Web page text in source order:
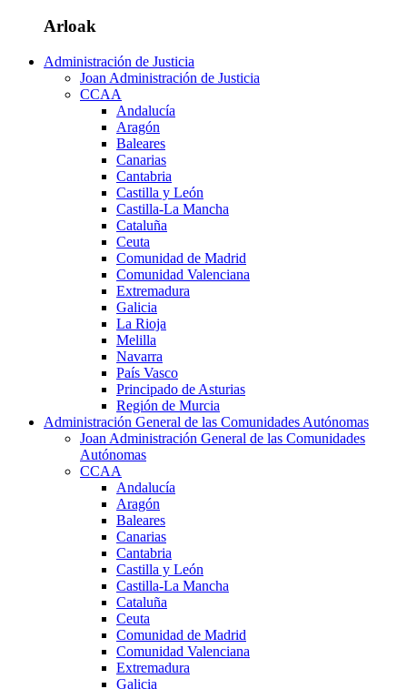
Arloak
Administración de Justicia
Joan Administración de Justicia
CCAA
Andalucía
Aragón
Baleares
Canarias
Cantabria
Castilla y León
Castilla-La Mancha
Cataluña
Ceuta
Comunidad de Madrid
Comunidad Valenciana
Extremadura
Galicia
La Rioja
Melilla
Navarra
País Vasco
Principado de Asturias
Región de Murcia
Administración General de las Comunidades Autónomas
Joan Administración General de las Comunidades
Autónomas
CCAA
Andalucía
Aragón
Baleares
Canarias
Cantabria
Castilla y León
Castilla-La Mancha
Cataluña
Ceuta
Comunidad de Madrid
Comunidad Valenciana
Extremadura
Galicia